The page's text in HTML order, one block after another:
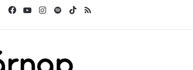
FacebookYouTubeInstagram
SpotifyTikTok